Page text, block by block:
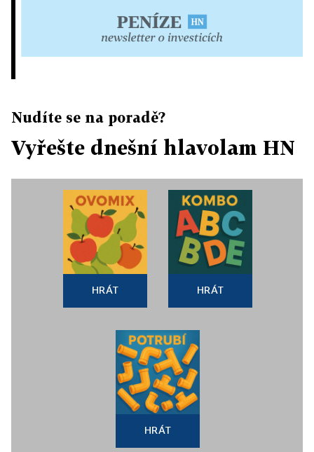
Nudíte se na poradě?
Vyřešte dnešní hlavolam HN
HRÁT HRÁT
HRÁT